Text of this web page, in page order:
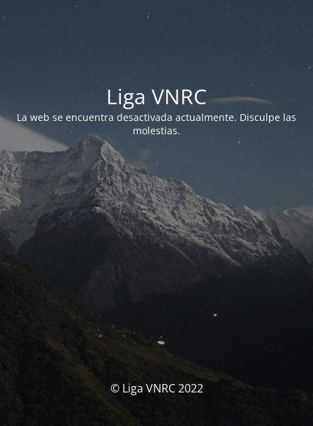
Liga VNRC
La web se encuentra desactivada actualmente. Disculpe las
molestias.
© Liga VNRC 2022